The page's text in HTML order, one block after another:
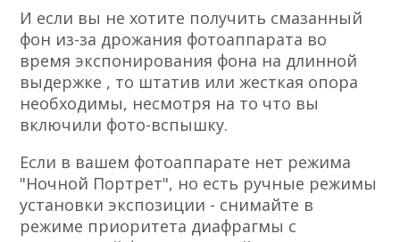
И если вы не хотите получить смазанный
фон из-за дрожания фотоаппарата во
время экспонирования фона на длинной
выдержке , то штатив или жесткая опора
необходимы, несмотря на то что вы
включили фото-вспышку.
Если в вашем фотоаппарате нет режима
"Ночной Портрет", но есть ручные режимы
установки экспозиции - снимайте в
режиме приоритета диафрагмы с